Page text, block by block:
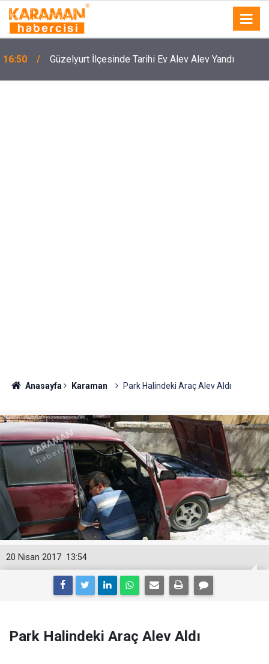
16:50 Güzelyurt İlçesinde Tarihi Ev Alev Alev Yandı
Anasayfa Karaman Park Halindeki Araç Alev Aldı
13:54
20 Nisan 2017
Park Halindeki Araç Alev Aldı